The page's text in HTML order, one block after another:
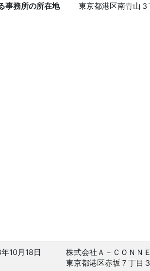
事務所の所在地 東京都港区南青山
10月18日
株式会社Ａ－ＣＯＮＮ
東京都港区赤坂７丁目